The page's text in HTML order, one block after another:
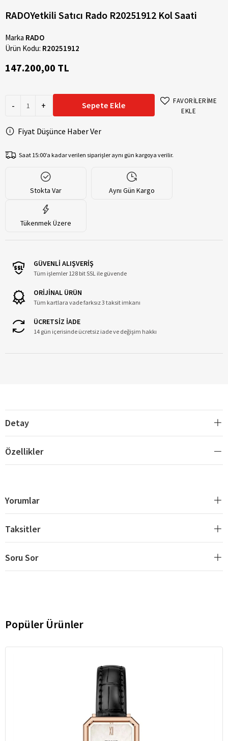
RADOYetkili Satıcı Rado R20251912 Kol Saati
Marka RADO
Ürün Kodu: R20251912
147.200,00 TL
- + Sepete Ekle
FAVORİLERİME
EKLE
Fiyat Düşünce Haber Ver
Saat 15:00’a kadar verilen siparişler aynı gün kargoya verilir.
Stokta Var Aynı Gün Kargo
Tükenmek Üzere
GÜVENLİ ALIŞVERİŞ
Tüm işlemler 128 bit SSL ile güvende
ORİJİNAL ÜRÜN
Tüm kartlara vade farksız 3 taksit imkanı
ÜCRETSİZ İADE
14 gün içerisinde ücretsiz iade ve değişim hakkı
Detay
Özellikler
Yorumlar
Taksitler
Soru Sor
Popüler Ürünler